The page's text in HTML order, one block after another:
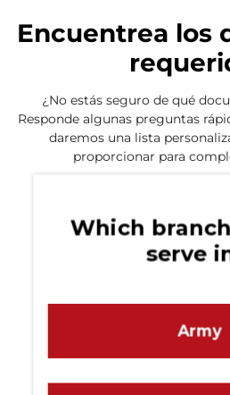
Encuentrea los
¿No estás seguro de qué
Responde algunas preguntas
daremos una lista
proporcionar para